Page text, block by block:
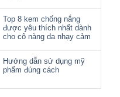
Top 8 kem chống nắng
được yêu thích nhất dành
cho cô nàng da nhạy cảm
Hướng dẫn sử dụng mỹ
phẩm đúng cách